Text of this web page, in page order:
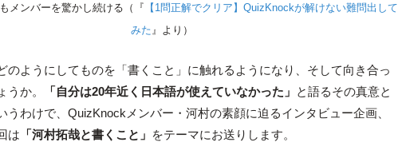
メンバーを驚かし続ける（『 【1問正解でクリア】QuizKnockが解けない難問出して
みた』より）
のようにしてものを「書くこと」に触れるようになり、そして向き合っ
うか。
「自分は20年近く日本語が使えていなかった」 と語るその真意と
けで、QuizKnockメンバー・河村の素顔に迫るインタビュー企画、
は 「河村拓哉と書くこと」 をテーマにお送りします。